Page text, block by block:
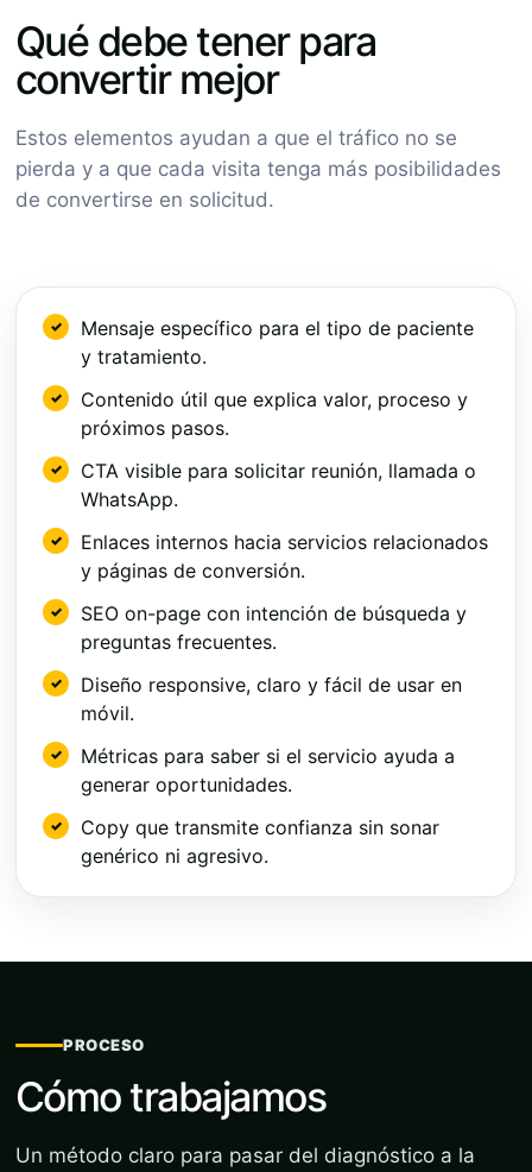
Qué debe tener para
convertir mejor
Estos elementos ayudan a que el tráfico no se
pierda y a que cada visita tenga más posibilidades
de convertirse en solicitud.
Mensaje específico para el tipo de paciente
y tratamiento.
Contenido útil que explica valor, proceso y
próximos pasos.
CTA visible para solicitar reunión, llamada o
WhatsApp.
Enlaces internos hacia servicios relacionados
y páginas de conversión.
SEO on-page con intención de búsqueda y
preguntas frecuentes.
Diseño responsive, claro y fácil de usar en
móvil.
Métricas para saber si el servicio ayuda a
generar oportunidades.
Copy que transmite confianza sin sonar
genérico ni agresivo.
PROCESO
Cómo trabajamos
Un método claro para pasar del diagnóstico a la